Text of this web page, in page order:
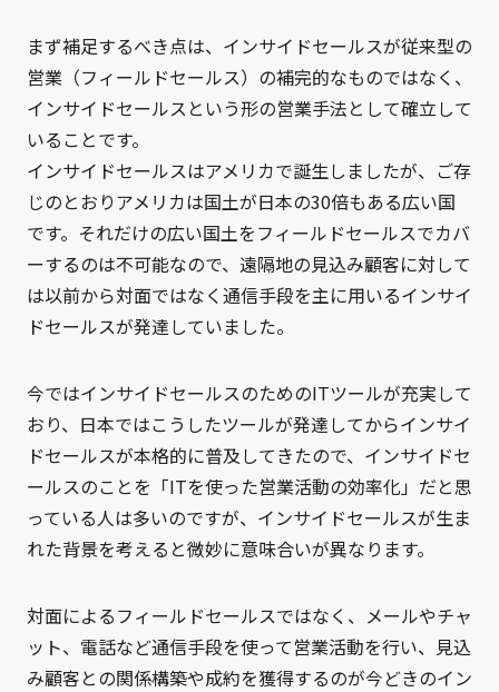
まず補足するべき点は、インサイドセールスが従来型の
営業（フィールドセールス）の補完的なものではなく、
インサイドセールスという形の営業手法として確立して
いることです。
インサイドセールスはアメリカで誕生しましたが、ご存
じのとおりアメリカは国土が日本の30倍もある広い国
です。それだけの広い国土をフィールドセールスでカバ
ーするのは不可能なので、遠隔地の見込み顧客に対して
は以前から対面ではなく通信手段を主に用いるインサイ
ドセールスが発達していました。
今ではインサイドセールスのためのITツールが充実して
おり、日本ではこうしたツールが発達してからインサイ
ドセールスが本格的に普及してきたので、インサイドセ
ールスのことを「ITを使った営業活動の効率化」だと思
っている人は多いのですが、インサイドセールスが生ま
れた背景を考えると微妙に意味合いが異なります。
対面によるフィールドセールスではなく、メールやチャ
ット、電話など通信手段を使って営業活動を行い、見込
み顧客との関係構築や成約を獲得するのが今どきのイン